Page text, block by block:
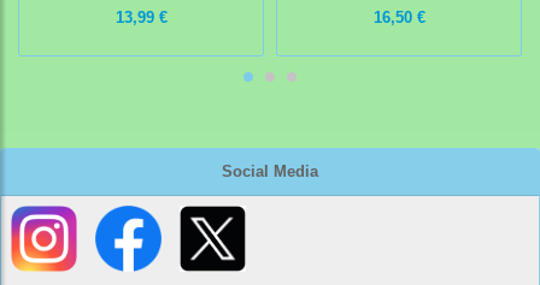
Social Media
13,99 € 16,50 €